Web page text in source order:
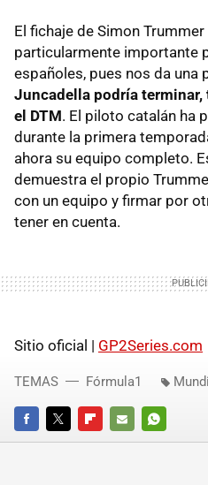
El fichaje de Simon Trummer
particularmente importante
españoles, pues nos da una
Juncadella podría terminar,
el DTM. El piloto catalán ha
durante la primera
ahora su equipo completo.
demuestra el propio
con un equipo y firmar por
tener en cuenta.
Sitio oficial | GP2Series.com
FACEBOOKTWITTERFLIPBOARD
E-
WHATSAPP
TEMAS Fórmula1